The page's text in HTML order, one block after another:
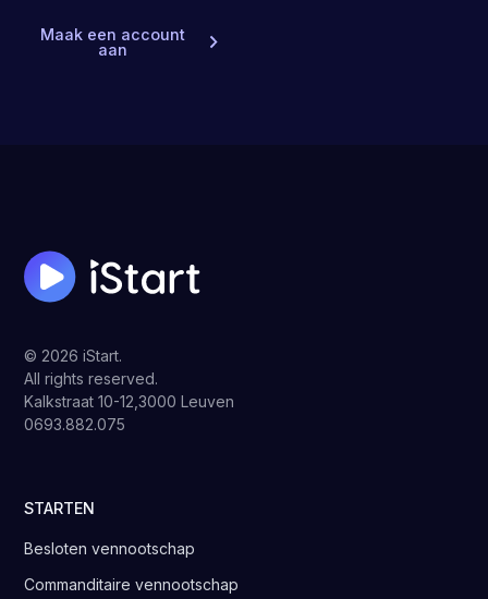
Maak een account
aan
STARTEN
Besloten vennootschap
Commanditaire vennootschap
© 2026 iStart.
All rights reserved.
Kalkstraat 10-12,3000 Leuven
0693.882.075